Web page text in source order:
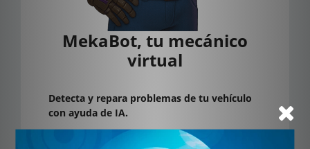
MekaBot, tu mecánico
virtual
Detecta y repara problemas de tu vehículo
con ayuda de IA.
Soy una inteligencia artificial que te orienta